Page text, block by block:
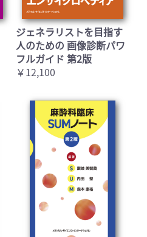
ジェネラリストを目指す
人のための 画像診断パワ
フルガイド 第2版
￥12,100